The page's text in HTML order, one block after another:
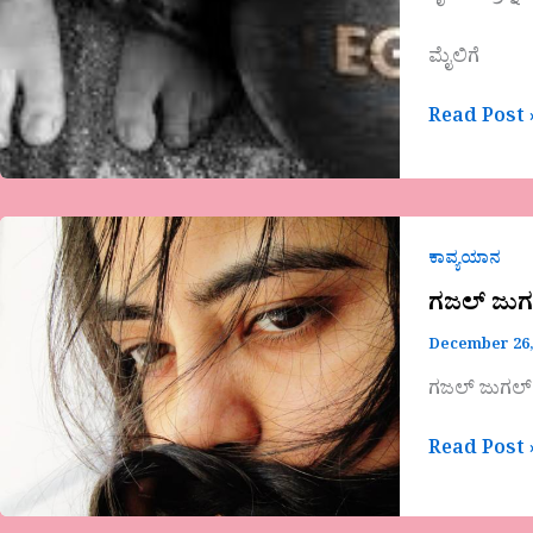
ಮೈಲಿಗೆ
Read Post
ಕಾವ್ಯಯಾನ
ಗಜಲ್
December
ಗಜಲ್
ಜುಗಲ್
ಬಂದಿ-
ಜಿ.
ಎಸ್,
ಕಣಕ್ಕೂರು
Read Post